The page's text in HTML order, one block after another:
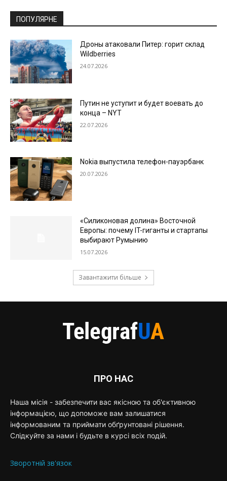
ПОПУЛЯРНЕ
Дроны атаковали Питер: горит склад
Wildberries
24.07.2026
Путин не уступит и будет воевать до
конца – NYT
22.07.2026
Nokia выпустила телефон-пауэрбанк
20.07.2026
«Силиконовая долина» Восточной
Европы: почему IT-гиганты и стартапы
выбирают Румынию
15.07.2026
Завантажити більше
ПРО НАС
Наша місія - забезпечити вас якісною та об'єктивною
інформацією, що допоможе вам залишатися
інформованим та приймати обґрунтовані рішення.
Слідкуйте за нами і будьте в курсі всіх подій.
Зворотній зв'язок